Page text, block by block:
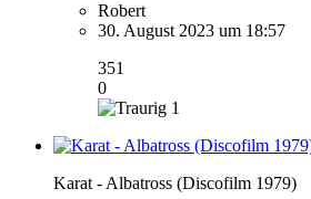
Robert
30. August 2023 um 18:57
351
0
1
Karat - Albatross (Discofilm 1979)